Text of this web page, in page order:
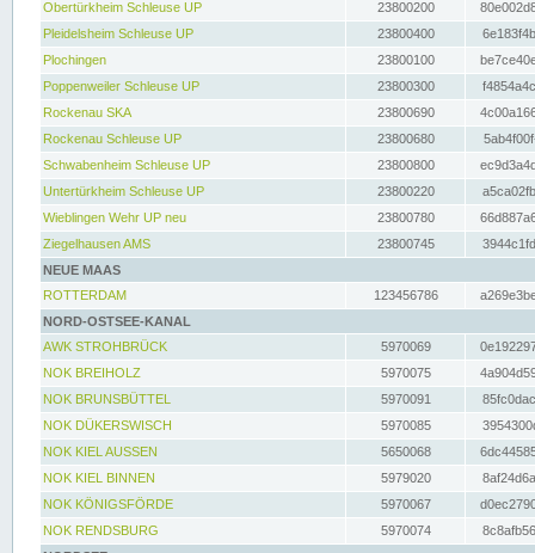
Obertürkheim Schleuse UP
23800200
Pleidelsheim Schleuse UP
23800400
Plochingen
23800100
Poppenweiler Schleuse UP
23800300
Rockenau SKA
23800690
Rockenau Schleuse UP
23800680
Schwabenheim Schleuse UP
23800800
Untertürkheim Schleuse UP
23800220
Wieblingen Wehr UP neu
23800780
Ziegelhausen AMS
23800745
NEUE MAAS
ROTTERDAM
123456786
NORD-OSTSEE-KANAL
AWK STROHBRÜCK
5970069
NOK BREIHOLZ
5970075
NOK BRUNSBÜTTEL
5970091
NOK DÜKERSWISCH
5970085
NOK KIEL AUSSEN
5650068
NOK KIEL BINNEN
5979020
NOK KÖNIGSFÖRDE
5970067
NOK RENDSBURG
5970074